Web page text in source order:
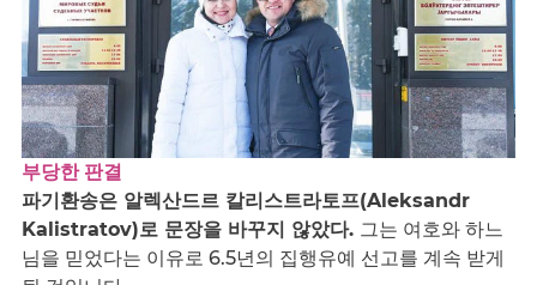
부당한 판결
파기환송은 알렉산드르 칼리스트라토프(Aleksandr
Kalistratov)로 문장을 바꾸지 않았다. 그는 여호와 하느
님을 믿었다는 이유로 6.5년의 집행유예 선고를 계속 받게